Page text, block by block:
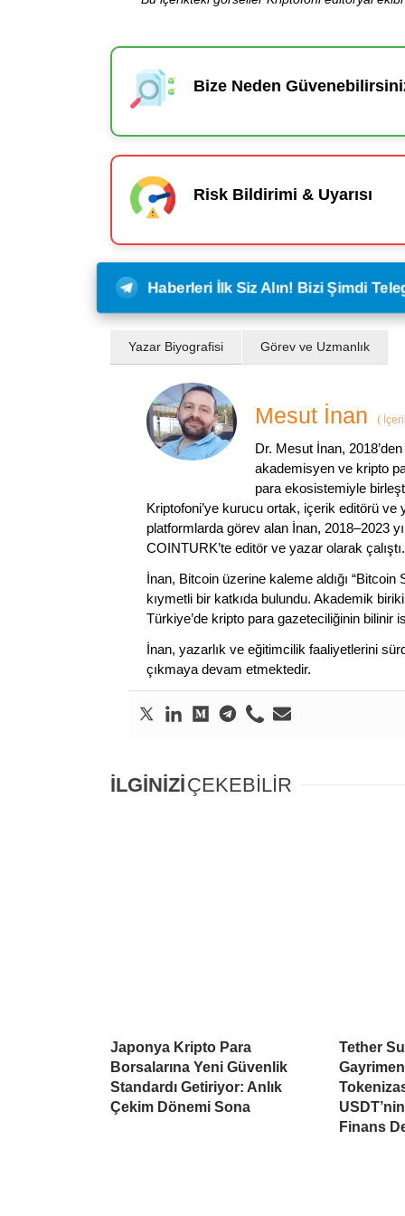
Bize Neden
Risk Bildirimi & Uyarısı
Haberleri İlk Siz Alın! Bizi Şimdi
Yazar Biyografisi Görev ve Uzmanlık
Mesut İnan (
Dr. Mesut İnan,
akademisyen ve kripto
para ekosistemiyle
Kriptofoni’ye kurucu ortak, içerik editörü
platformlarda görev alan İnan, 2018–2023
COINTURK’te editör ve yazar olarak çalıştı.
İnan, Bitcoin üzerine kaleme aldığı
kıymetli bir katkıda bulundu. Akademik
Türkiye’de kripto para gazeteciliğinin bilinir
İnan, yazarlık ve eğitimcilik faaliyetlerini
çıkmaya devam etmektedir.
İLGİNİZİÇEKEBİLİR
Japonya Kripto Para
Borsalarına Yeni Güvenlik
Standardı Getiriyor: Anlık
Çekim Dönemi Sona
Tether
Finans